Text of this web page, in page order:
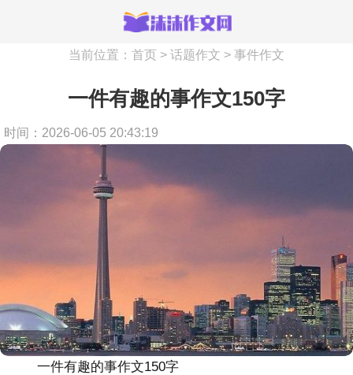
当前位置： 首页 > 话题作文 > 事件作文
一件有趣的事作文150字
时间：2026-06-05 20:43:19
一件有趣的事作文150字